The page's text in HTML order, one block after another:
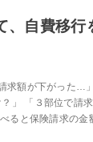
、自費移行
求額が下がった…
」 「３部位で請
ると保険請求の金